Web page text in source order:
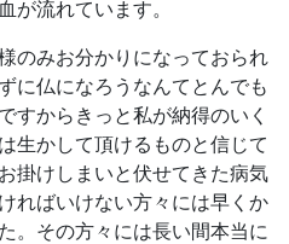
が流れています。
のみお分かりになっておられ
に仏になろうなんてとんでも
すからきっと私が納得のいく
生かして頂けるものと信じて
掛けしまいと伏せてきた病気
ればいけない方々には早くか
。その方々には長い間本当に